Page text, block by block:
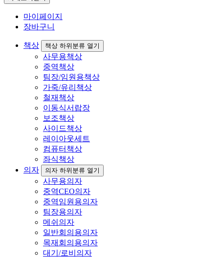
마이페이지
장바구니
책상 책상 하위분류 열기
사무용책상
중역책상
팀장/임원용책상
가죽/유리책상
철재책상
이동식서랍장
보조책상
사이드책상
레이아웃세트
컴퓨터책상
좌식책상
의자
의자 하위분류 열기
사무용의자
중역CEO의자
중역임원용의자
팀장용의자
메쉬의자
일반회의용의자
목재회의용의자
대기/로비의자